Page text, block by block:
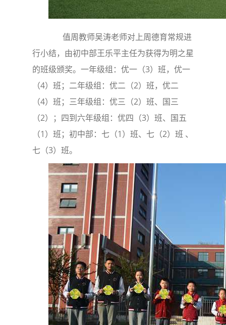
值周教师吴涛老师对上周德育常规进
行小结，由初中部王乐平主任为获得为明之星
的班级颁奖。一年级组：优一（3）班，优一
（4）班；二年级组：优二（2）班，优二
（4）班；三年级组：优三（2）班、国三
（2）；四到六年级组：优四（3）班、国五
（1）班；初中部：七（1）班、七（2）班 、
七（3）班。